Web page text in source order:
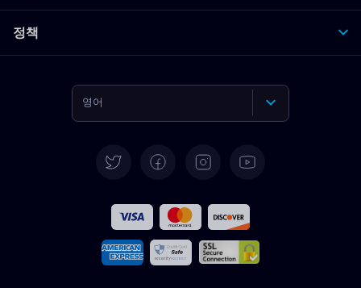
정책
영어
프랑스어
이탈리아어